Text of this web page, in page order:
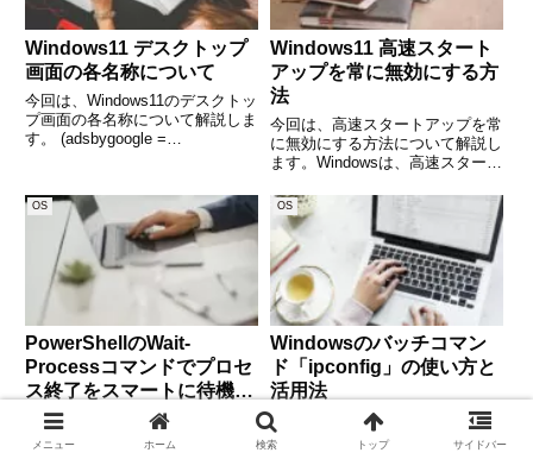
Windows11 デスクトップ
画面の各名称について
今回は、Windows11のデスクトッ
プ画面の各名称について解説しま
す。 (adsbygoogle =
トップアイコンを配置し、ファイ
ルやフ
Windows11 高速スタート
アップを常に無効にする方
法
今回は、高速スタートアップを常
に無効にする方法について解説し
ます。Windowsは、高速スタート
を短縮するための機能が標準で有
効になっています。シャットダウ
ン時に、システムの状態を一時的
に保存しておき、次
OS
PowerShellのWait-
Processコマンドでプロセ
ス終了をスマートに待機！
使い方と実例を詳しく解説
PowerShellを使ってスクリプトを
自動化するとき、特定のプロセス
OS
Windowsのバッチコマン
ド「ipconfig」の使い方と
活用法
Windowsのネットワーク設定を確
認したり、トラブルシューティン
メニュー ホーム 検索 トップ サイドバー